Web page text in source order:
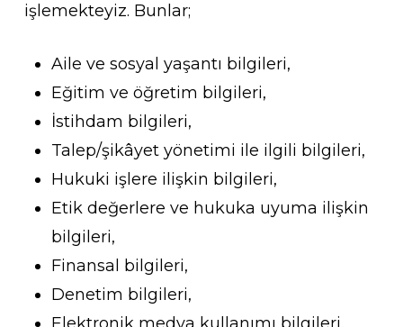
işlemekteyiz. Bunlar;
Aile ve sosyal yaşantı bilgileri,
Eğitim ve öğretim bilgileri,
İstihdam bilgileri,
Talep/şikâyet yönetimi ile ilgili bilgileri,
Hukuki işlere ilişkin bilgileri,
Etik değerlere ve hukuka uyuma ilişkin
bilgileri,
Finansal bilgileri,
Denetim bilgileri,